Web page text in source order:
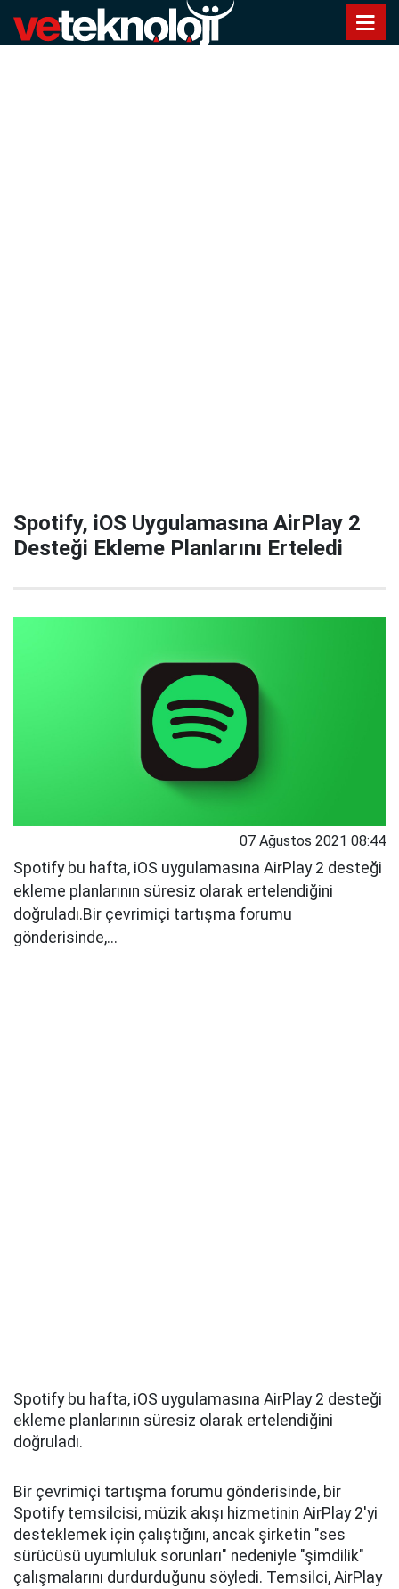
Spotify, iOS Uygulamasına AirPlay 2
Desteği Ekleme Planlarını Erteledi
07 Ağustos 2021 08:44
Spotify bu hafta, iOS uygulamasına AirPlay 2 desteği
ekleme planlarının süresiz olarak ertelendiğini
doğruladı.Bir çevrimiçi tartışma forumu
gönderisinde,...
Spotify bu hafta, iOS uygulamasına AirPlay 2 desteği
ekleme planlarının süresiz olarak ertelendiğini
doğruladı.
Bir çevrimiçi tartışma forumu gönderisinde, bir
Spotify temsilcisi, müzik akışı hizmetinin AirPlay 2'yi
desteklemek için çalıştığını, ancak şirketin "ses
sürücüsü uyumluluk sorunları" nedeniyle "şimdilik"
çalışmalarını durdurduğunu söyledi. Temsilci, AirPlay